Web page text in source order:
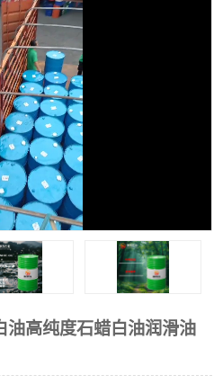
油高纯度石蜡白油润滑油